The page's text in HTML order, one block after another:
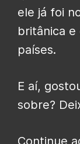
ele já foi
britânica e
países.
E aí,
sobre?
Continue